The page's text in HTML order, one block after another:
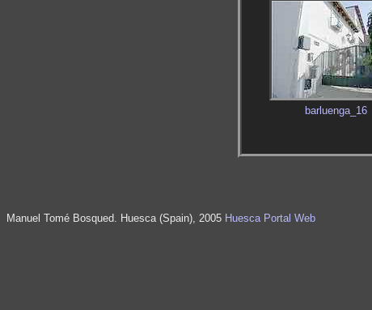
barluenga_16
Manuel Tomé Bosqued. Huesca (Spain), 2005 Huesca Portal Web